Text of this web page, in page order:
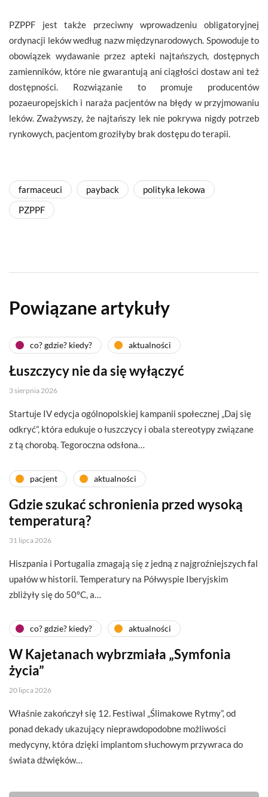
PZPPF jest także przeciwny wprowadzeniu obligatoryjnej
ordynacji leków według nazw międzynarodowych. Spowoduje to
obowiązek wydawanie przez apteki najtańszych, dostępnych
zamienników, które nie gwarantują ani ciągłości dostaw ani też
dostępności. Rozwiązanie to promuje producentów
pozaeuropejskich i naraża pacjentów na błędy w przyjmowaniu
leków. Zważywszy, że najtańszy lek nie pokrywa nigdy potrzeb
rynkowych, pacjentom groziłyby brak dostępu do terapii.
farmaceuci payback
polityka lekowa
PZPPF
Powiązane artykuły
co? gdzie? kiedy? aktualności
Łuszczycy nie da się wyłączyć
3 sierpnia 2026
Startuje IV edycja ogólnopolskiej kampanii społecznej „Daj się
odkryć”, która edukuje o łuszczycy i obala stereotypy związane
z tą chorobą. Tegoroczna odsłona…
pacjent aktualności
Gdzie szukać schronienia przed wysoką
temperaturą?
31 lipca 2026
Hiszpania i Portugalia zmagają się z jedną z najgroźniejszych fal
upałów w historii. Temperatury na Półwyspie Iberyjskim
zbliżyły się do 50°C, a…
co? gdzie? kiedy? aktualności
W Kajetanach wybrzmiała „Symfonia
życia”
20 lipca 2026
Właśnie zakończył się 12. Festiwal „Ślimakowe Rytmy”, od
ponad dekady ukazujący nieprawdopodobne możliwości
medycyny, która dzięki implantom słuchowym przywraca do
świata dźwięków…